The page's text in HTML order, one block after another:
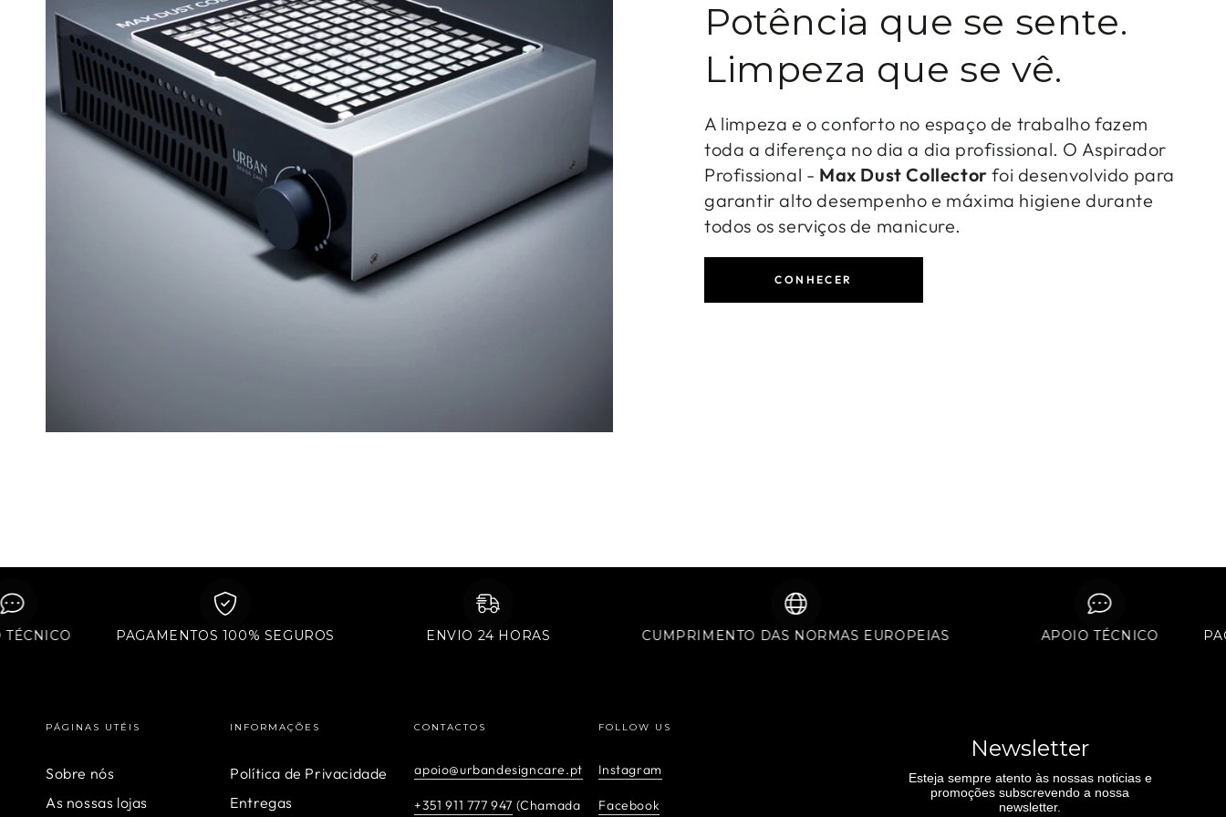
Potência que se sente.
Limpeza que se vê.
A limpeza e o conforto no espaço de trabalho fazem
toda a diferença no dia a dia profissional. O Aspirador
Profissional - Max Dust Collectorfoi desenvolvido para
garantir alto desempenho e máxima higiene durante
todos os serviços de manicure.
CONHECER
TÉCNICO PAGAMENTOS 100% SEGUROS ENVIO 24 HORAS CUMPRIMENTO DAS NORMAS EUROPEIAS APOIO TÉCNICO
PÁGINAS UTÉIS
Sobre nós
As nossas lojas
INFORMAÇÕES
Política de Privacidade
Entregas
CONTACTOS
apoio@urbandesigncare.pt
+351 911 777 947 (Chamada
FOLLOW US
Instagram
Facebook
Newsletter
Esteja sempre atento às nossas noticias e
promoções subscrevendo a nossa
newsletter.